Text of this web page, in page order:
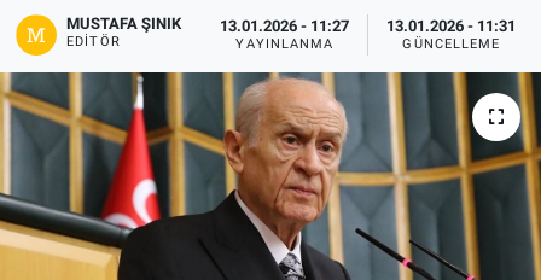
MUSTAFA ŞINIK
EDITÖR
13.01.2026 - 11:27
YAYINLANMA
13.01.2026 - 11:31
GÜNCELLEME
Magazin
Politika
Resmi İlanlar
Sağlık
Siyaset